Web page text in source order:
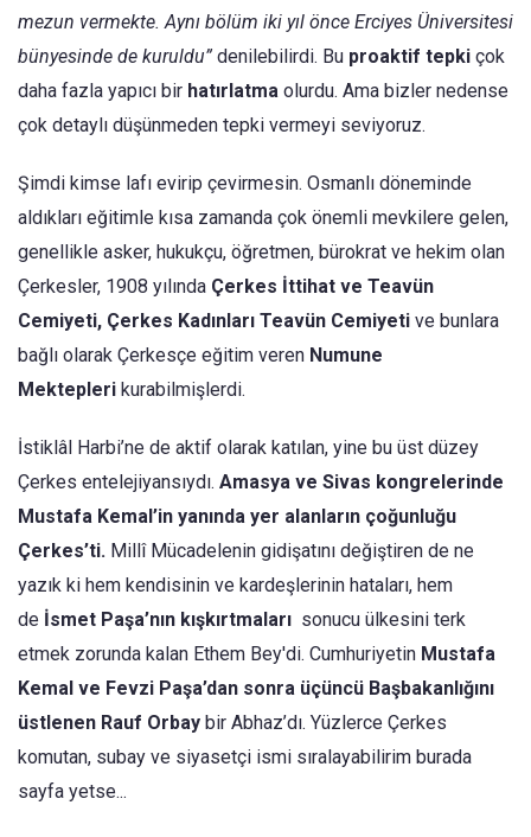
mezun vermekte. Aynı bölüm iki yıl önce Erciyes Üniversitesi
bünyesinde de kuruldu” denilebilirdi. Bu proaktif tepki çok
daha fazla yapıcı bir hatırlatma olurdu. Ama bizler nedense
çok detaylı düşünmeden tepki vermeyi seviyoruz.
Şimdi kimse lafı evirip çevirmesin. Osmanlı döneminde
aldıkları eğitimle kısa zamanda çok önemli mevkilere gelen,
genellikle asker, hukukçu, öğretmen, bürokrat ve hekim olan
Çerkesler, 1908 yılında Çerkes İttihat ve Teavün
Cemiyeti, Çerkes Kadınları Teavün Cemiyeti ve bunlara
bağlı olarak Çerkesçe eğitim veren Numune
Mektepleri kurabilmişlerdi.
İstiklâl Harbi’ne de aktif olarak katılan, yine bu üst düzey
Çerkes entelejiyansıydı. Amasya ve Sivas kongrelerinde
Mustafa Kemal’in yanında yer alanların çoğunluğu
Çerkes’ti. Millî Mücadelenin gidişatını değiştiren de ne
yazık ki hem kendisinin ve kardeşlerinin hataları, hem
de İsmet Paşa’nın kışkırtmaları sonucu ülkesini terk
etmek zorunda kalan Ethem Bey'di. Cumhuriyetin Mustafa
Kemal ve Fevzi Paşa’dan sonra üçüncü Başbakanlığını
üstlenen Rauf Orbay bir Abhaz’dı. Yüzlerce Çerkes
komutan, subay ve siyasetçi ismi sıralayabilirim burada
sayfa yetse...